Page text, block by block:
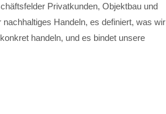
Privatkunden, Objektbau und
Handeln, es definiert, was wir
handeln, und es bindet unsere